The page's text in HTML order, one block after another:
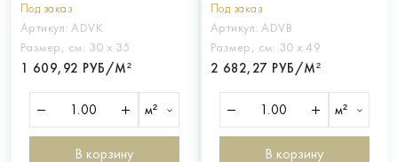
Под заказ
Артикул: ADVK
Размер, см: 30 х 35
1 609,92 РУБ/М²
м²
В корзину
Под заказ
Артикул: ADVB
Размер, см: 30 х 49
2 682,27 РУБ/М²
м²
В корзину